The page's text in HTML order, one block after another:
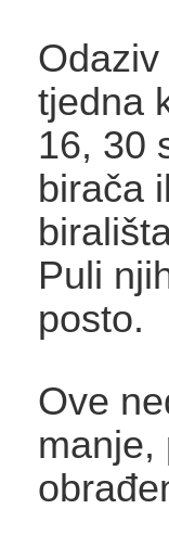
tjedna
16, 30
birača
Puli
posto.
Ove
manje,